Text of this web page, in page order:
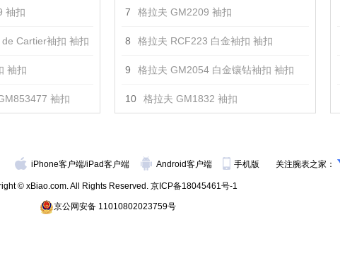
袖扣
Cartier袖扣 袖扣
袖扣
袖扣
7 格拉夫 GM2209 袖扣
8 格拉夫 RCF223 白金袖扣 袖扣
9 格拉夫 GM2054 白金镶钻袖扣 袖扣
10 格拉夫 GM1832 袖扣
iPhone客户端/iPad客户端 Android客户端 手机版 关注腕表之家：
© xBiao.com. All Rights Reserved. 京ICP备18045461号-1
京公网安备 11010802023759号